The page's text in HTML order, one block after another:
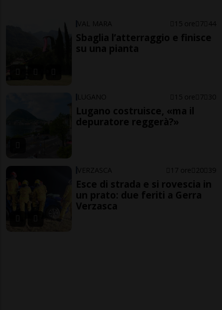
VAL MARA 15 ore 7 44
Sbaglia l’atterraggio e finisce
su una pianta
LUGANO 15 ore 7 30
Lugano costruisce, «ma il
depuratore reggerà?»
VERZASCA 17 ore 20 39
Esce di strada e si rovescia in
un prato: due feriti a Gerra
Verzasca